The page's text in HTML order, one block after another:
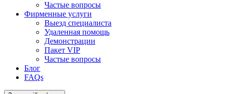
Частые вопросы
Фирменные услуги
Выезд специалиста
Удаленная помощь
Демонстрации
Пакет VIP
Частые вопросы
Блог
FAQs